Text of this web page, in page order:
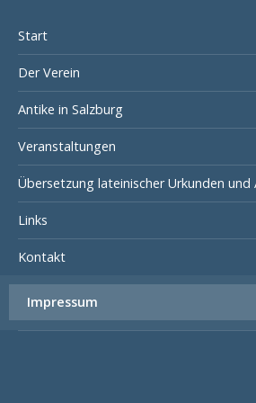
Start
Der Verein
Antike in Salzburg
Veranstaltungen
Links
Kontakt
Impressum